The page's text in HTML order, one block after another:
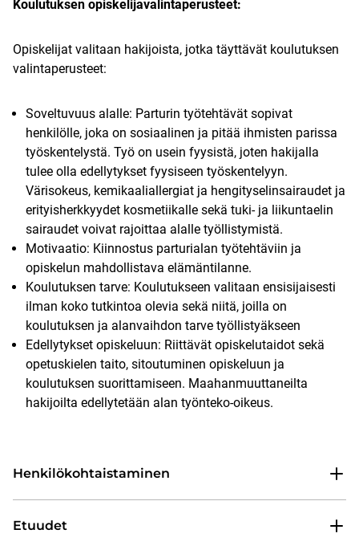
Koulutuksen opiskelijavalintaperusteet:
Opiskelijat valitaan hakijoista, jotka täyttävät koulutuksen
valintaperusteet:
Soveltuvuus alalle: Parturin työtehtävät sopivat
henkilölle, joka on sosiaalinen ja pitää ihmisten parissa
työskentelystä. Työ on usein fyysistä, joten hakijalla
tulee olla edellytykset fyysiseen työskentelyyn.
Värisokeus, kemikaaliallergiat ja hengityselinsairaudet ja
erityisherkkyydet kosmetiikalle sekä tuki- ja liikuntaelin
sairaudet voivat rajoittaa alalle työllistymistä.
Motivaatio: Kiinnostus parturialan työtehtäviin ja
opiskelun mahdollistava elämäntilanne.
Koulutuksen tarve: Koulutukseen valitaan ensisijaisesti
ilman koko tutkintoa olevia sekä niitä, joilla on
koulutuksen ja alanvaihdon tarve työllistyäkseen
Edellytykset opiskeluun: Riittävät opiskelutaidot sekä
opetuskielen taito, sitoutuminen opiskeluun ja
koulutuksen suorittamiseen. Maahanmuuttaneilta
hakijoilta edellytetään alan työnteko-oikeus.
Henkilökohtaistaminen
Etuudet